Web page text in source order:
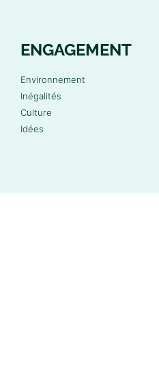
ENGAGEMENT
Environnement
Inégalités
Culture
Idées